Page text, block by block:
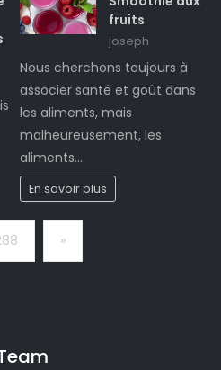
fruits
joseph
Nous cherchons toujours à
associer santé et goût dans
les aliments, mais
malheureusement, les
aliments…
En savoir plus
Next
»